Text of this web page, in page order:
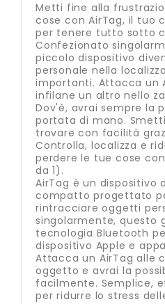
Metti fine alla
cose con AirTag, il tuo
per tenere tutto sotto
Confezionato
piccolo dispositivo
personale nella
importanti. Attacca un
infilane un altro nello
Dov'è, avrai sempre la
portata di mano.
trovare con facilità
Controlla, localizza e
perdere le tue cose
da 1).
AirTag è un dispositivo
compatto progettato
rintracciare oggetti
singolarmente, questo
tecnologia Bluetooth
dispositivo Apple e
Attacca un AirTag alle
oggetto e avrai la
facilmente. Semplice,
per ridurre lo stress